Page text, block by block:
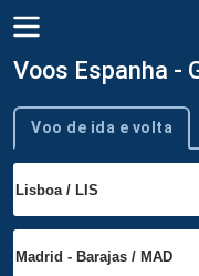
Voos Espanha -
Tipo de viagem
Voo de ida e volta